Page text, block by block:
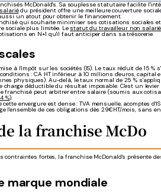
McDonald's. Sa souplesse statutaire facilite
du président offre une meilleure couverture
un atout pour obtenir le financement.
qui souhaite minimiser ses cotisations sociales
sociale plus limitée. Le statut du travailleur non salarié
en N+1 qu'il faut anticiper dans sa trésorerie.
à l'impôt sur les sociétés (IS). Le taux réduit de 15 %
: CA HT inférieur à 10 millions d'euros, capital
physiques). Au-delà, le taux normal de 25 %
déductible du résultat imposable. C'est un levier
franchisé peut arbitrer entre salaire (soumis aux
%).
envergure est dense : TVA mensuelle, acomptes
l'ensemble de ces obligations dès 29€HT/mois, sans
la franchise McDo
contraintes fortes, la franchise McDonald's présente
marque mondiale